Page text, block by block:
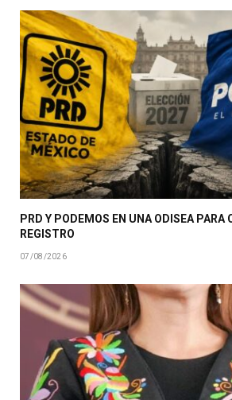
PRD Y PODEMOS EN UNA ODISEA PARA
REGISTRO
07/08/2026